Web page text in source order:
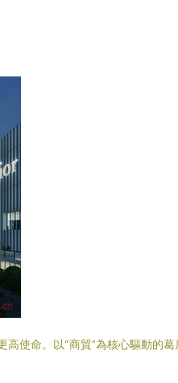
使命。以“商貿”為核心驅動的